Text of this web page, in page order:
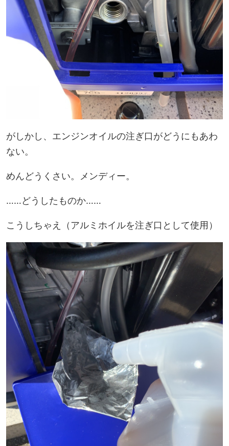
がしかし、エンジンオイルの注ぎ口がどうにもあわ
ない。
めんどうくさい。メンディー。
……どうしたものか……
こうしちゃえ（アルミホイルを注ぎ口として使用）